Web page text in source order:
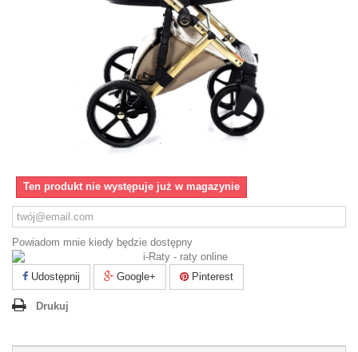
Ten produkt nie występuje już w magazynie
Powiadom mnie kiedy będzie dostępny
Udostępnij Google+ Pinterest
Drukuj